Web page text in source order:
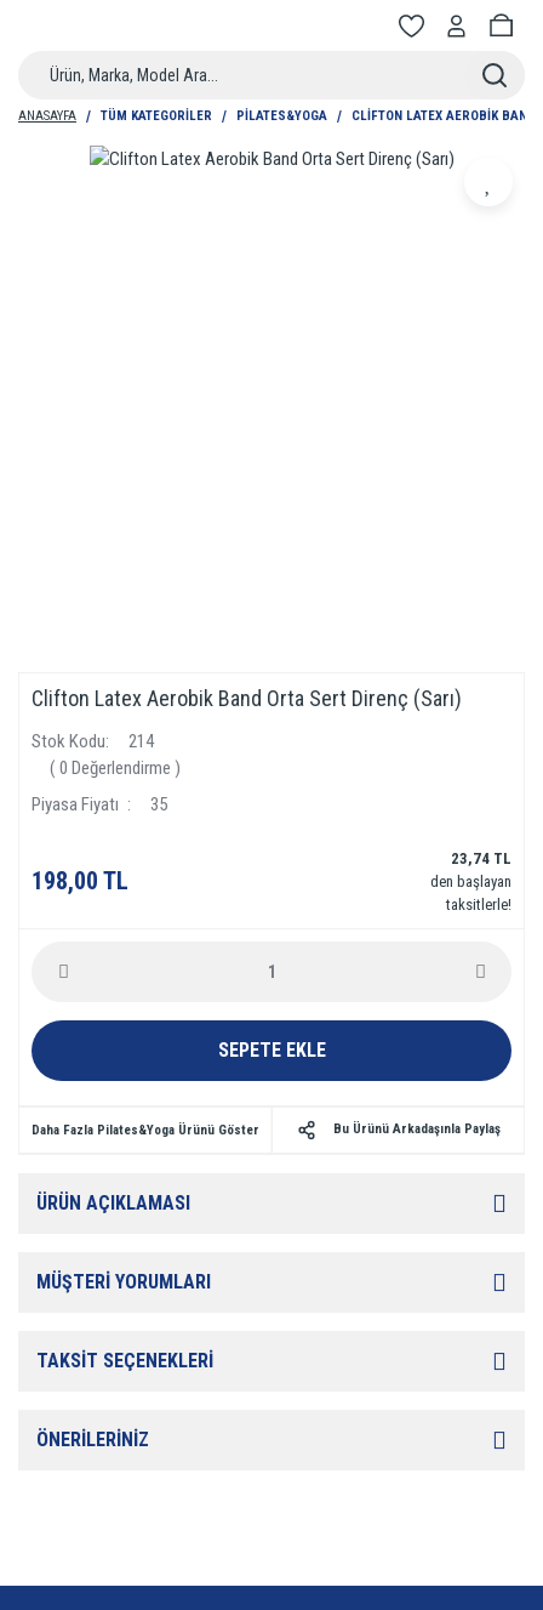
ANASAYFA TÜM KATEGORİLER PILATES&YOGA CLIFTON LATEX AEROBIK
Clifton Latex Aerobik Band Orta Sert Direnç (Sarı)
Stok Kodu
214
( 0 Değerlendirme )
Piyasa Fiyatı
35
198,00 TL
23,74 TL
den başlayan
taksitlerle!
SEPETE EKLE
Daha Fazla Pilates&Yoga Ürünü Göster Bu Ürünü Arkadaşınla Paylaş
ÜRÜN AÇIKLAMASI
MÜŞTERİ YORUMLARI
TAKSİT SEÇENEKLERİ
ÖNERİLERİNİZ